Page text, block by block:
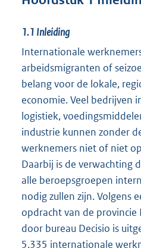
1.1 Inleiding
Internationale
arbeidsmigranten of
belang voor de lokale,
economie. Veel bedrijven
logistiek,
industrie kunnen zonder
werknemers niet of niet
Daarbij is de verwachting
alle beroepsgroepen
nodig zullen zijn. Volgens
opdracht van de
door bureau Decisio is
5.335 internationale